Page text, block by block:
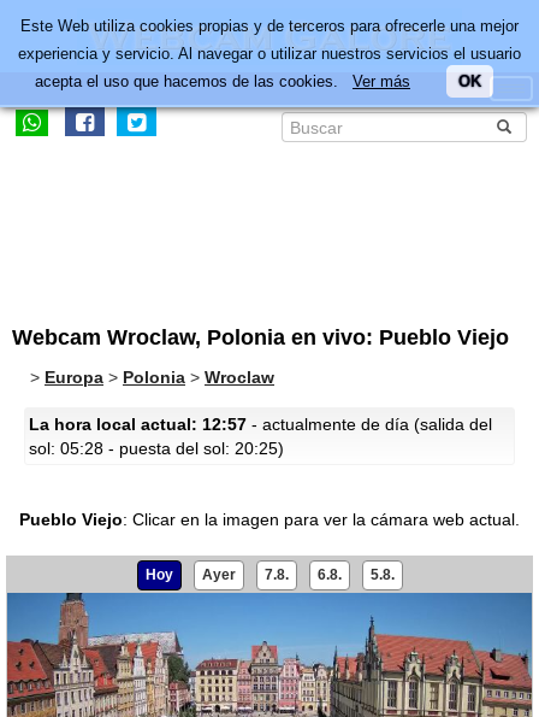
Webcam Wroclaw, Polonia en vivo: Pueblo Viejo
> Europa > Polonia > Wroclaw
La hora local actual: 12:57 - actualmente de día (salida del
sol: 05:28 - puesta del sol: 20:25)
Pueblo Viejo: Clicar en la imagen para ver la cámara web actual.
Hoy Ayer 7.8. 6.8. 5.8.
Este Web utiliza cookies propias y de terceros para ofrecerle una mejor
experiencia y servicio. Al navegar o utilizar nuestros servicios el usuario
acepta el uso que hacemos de las cookies. Ver más OK